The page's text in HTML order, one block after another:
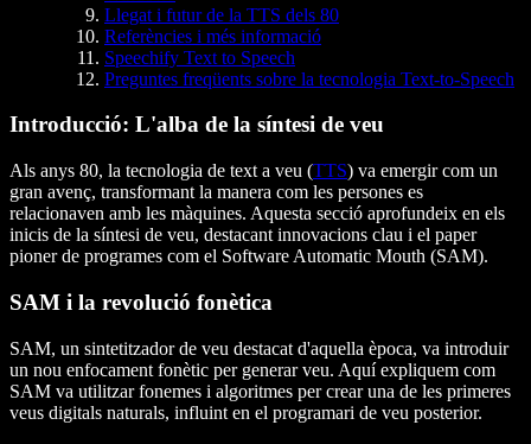
Llegat i futur de la TTS dels 80
Referències i més informació
Speechify Text to Speech
Preguntes freqüents sobre la tecnologia Text-to-Speech
Introducció: L'alba de la síntesi de veu
Als anys 80, la tecnologia de text a veu (TTS) va emergir com un
gran avenç, transformant la manera com les persones es
relacionaven amb les màquines. Aquesta secció aprofundeix en els
inicis de la síntesi de veu, destacant innovacions clau i el paper
pioner de programes com el Software Automatic Mouth (SAM).
SAM i la revolució fonètica
SAM, un sintetitzador de veu destacat d'aquella època, va introduir
un nou enfocament fonètic per generar veu. Aquí expliquem com
SAM va utilitzar fonemes i algoritmes per crear una de les primeres
veus digitals naturals, influint en el programari de veu posterior.